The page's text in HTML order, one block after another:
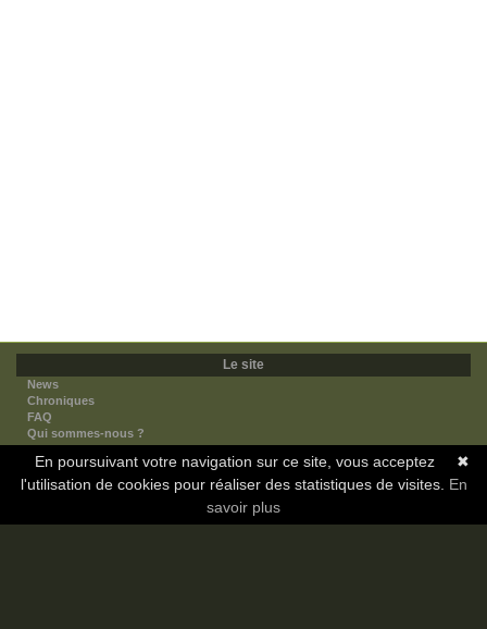
Le site
News
Chroniques
FAQ
Qui sommes-nous ?
Nos partenaires
Faites-nous connaitre
Nous contacter
✖
En poursuivant votre navigation sur ce site, vous acceptez
l'utilisation de cookies pour réaliser des statistiques de visites. En
savoir plus